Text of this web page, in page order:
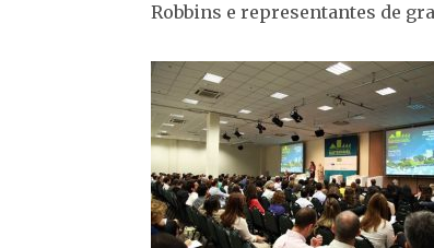
Robbins e representantes de